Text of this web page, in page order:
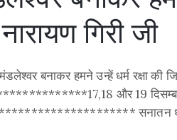
गिरी जी
बनाकर हमने उन्हें धर्म रक्षा की
और 19 दिसम्बर को
सनातन धर्म